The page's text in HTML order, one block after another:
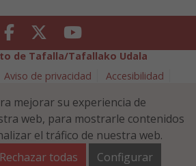
Facebook Twitter Youtube
de Tafalla/Tafallako Udala
Aviso de privacidad
Accesibilidad
de Seguridad de la Información
Tafalla (NAVARRA)
948 70 18 11
mejorar su experiencia de
web, para mostrarle contenidos
el tráfico de nuestra web.
Rechazar todas Configurar